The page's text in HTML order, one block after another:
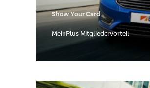
Show Your Card
MeinPlus Mitgliedervorteil